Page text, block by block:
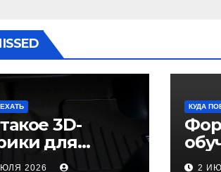
3D-
для
и
2026
КУДА
2